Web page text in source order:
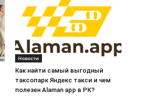
Новости
Как найти самый выгодный
таксопарк Яндекс такси и чем
полезен Alaman app в РК?